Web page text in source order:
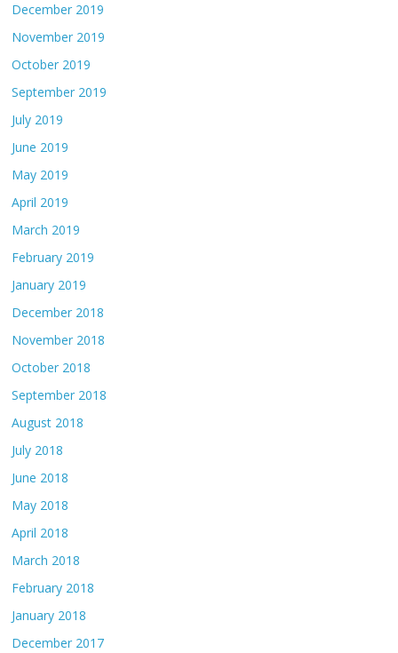
December 2019
November 2019
October 2019
September 2019
July 2019
June 2019
May 2019
April 2019
March 2019
February 2019
January 2019
December 2018
November 2018
October 2018
September 2018
August 2018
July 2018
June 2018
May 2018
April 2018
March 2018
February 2018
January 2018
December 2017